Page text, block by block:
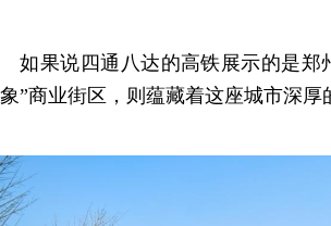
如果说四通八达的高铁展示的是郑
象”商业街区，则蕴藏着这座城市深厚